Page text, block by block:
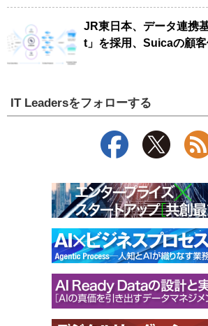
JR東日本、データ連携
t」を採用、Suicaの顧
IT Leadersをフォローする